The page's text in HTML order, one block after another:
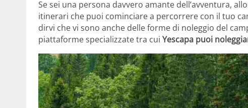
Se sei una persona davvero amante dell’avventura,
itinerari che puoi cominciare a percorrere con il tuo
dirvi che vi sono anche delle forme di noleggio del
piattaforme specializzate tra cui Yescapa puoi